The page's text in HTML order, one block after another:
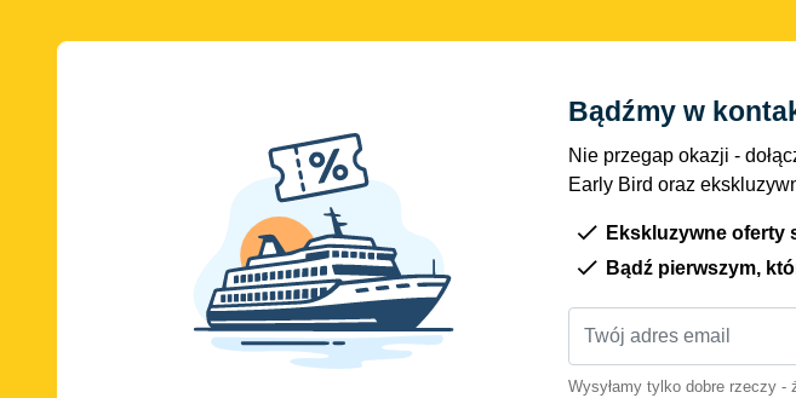
Bądźmy w
Nie przegap okazji -
Early Bird oraz
Ekskluzywne oferty
Bądź pierwszym,
Wysyłamy tylko dobre rzeczy -